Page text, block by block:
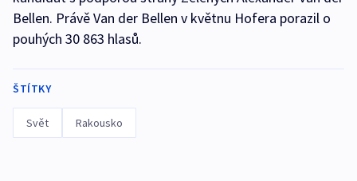
Bellen. Právě Van der Bellen v květnu Hofera porazil o
pouhých 30 863 hlasů.
ŠTÍTKY
Svět Rakousko